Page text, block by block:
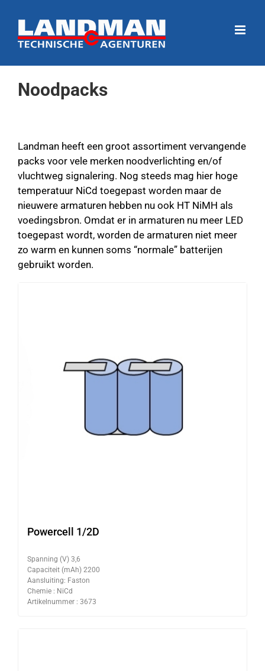
naar
inhoud
Noodpacks
Landman heeft een groot assortiment vervangende
packs voor vele merken noodverlichting en/of
vluchtweg signalering. Nog steeds mag hier hoge
temperatuur NiCd toegepast worden maar de
nieuwere armaturen hebben nu ook HT NiMH als
voedingsbron. Omdat er in armaturen nu meer LED
toegepast wordt, worden de armaturen niet meer
zo warm en kunnen soms “normale” batterijen
gebruikt worden.
Powercell 1/2D
Spanning (V) 3,6
Capaciteit (mAh) 2200
Aansluiting: Faston
Chemie : NiCd
Artikelnummer : 3673